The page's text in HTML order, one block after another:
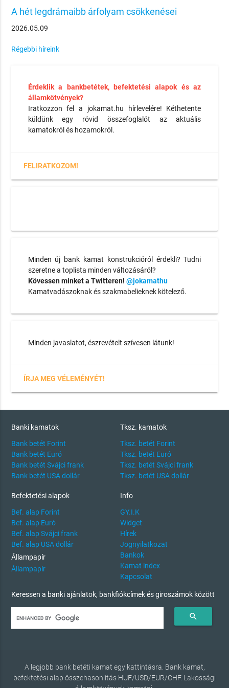
A hét legdrámaibb árfolyam csökkenései
2026.05.09
Régebbi híreink
Érdeklik a bankbetétek, befektetési alapok és az
államkötvények?
Iratkozzon fel a jokamat.hu hírlevelére! Kéthetente
küldünk egy rövid összefoglalót az aktuális
kamatokról és hozamokról.
FELIRATKOZOM!
Minden új bank kamat konstrukcióról érdekli? Tudni
szeretne a toplista minden változásáról?
Kövessen minket a Twitteren! @jokamathu
Kamatvadászoknak és szakmabelieknek kötelező.
Minden javaslatot, észrevételt szívesen látunk!
ÍRJA MEG VÉLEMÉNYÉT!
Banki kamatok
Bank betét Forint
Bank betét Euró
Bank betét Svájci frank
Bank betét USA dollár
Tksz. kamatok
Tksz. betét Forint
Tksz. betét Euró
Tksz. betét Svájci frank
Tksz. betét USA dollár
Befektetési alapok
Bef. alap Forint
Bef. alap Euró
Bef. alap Svájci frank
Bef. alap USA dollár
Állampapír
Állampapír
Info
GY.I.K
Widget
Hírek
Jognyilatkozat
Bankok
Kamat index
Kapcsolat
Keressen a banki ajánlatok, bankfiókcímek és giroszámok között
search
A legjobb bank betéti kamat egy kattintásra. Bank kamat,
befektetési alap összehasonlítás HUF/USD/EUR/CHF. Lakossági